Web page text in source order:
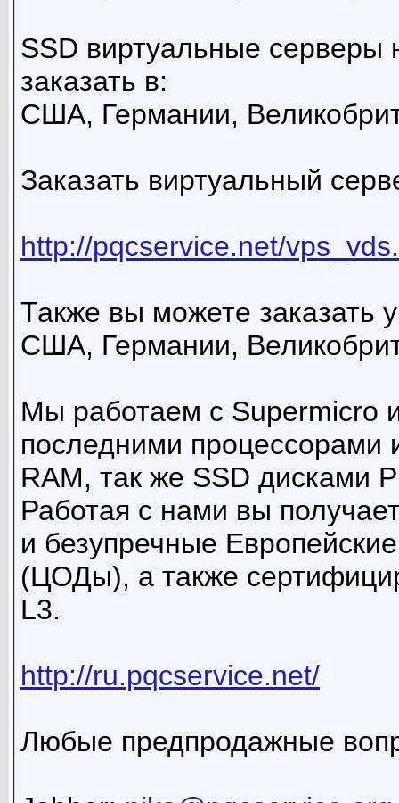
SSD виртуальные
заказать в:
США, Германии,
Заказать виртуальный
http://pqcservice.net/
Также вы можете заказать
США, Германии,
Мы работаем с Supermicro
последними процессорами
RAM, так же SSD дисками
Работая с нами вы
и безупречные
(ЦОДы), а также
L3.
http://ru.pqcservice.net/
Любые предпродажные